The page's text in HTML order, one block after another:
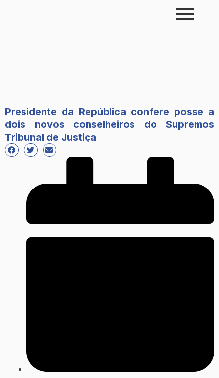
Presidente da República confere posse a
dois novos conselheiros do Supremos
Tribunal de Justiça